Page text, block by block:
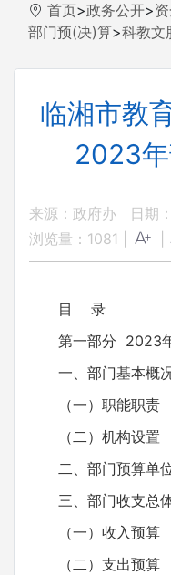
首页>政务公开>
部门预(决)算>科教文
临湘市教
2023
来源：政府办
日期
浏览量： 1081
目 录
第一部分 2023年
一、部门基本概
（一）职能职责
（二）机构设置
二、部门预算单
三、部门收支总
（一）收入预算
（二）支出预算